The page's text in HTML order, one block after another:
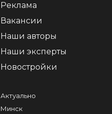
Реклама
Вакансии
Наши авторы
Наши эксперты
Новостройки
Актуально
Минск